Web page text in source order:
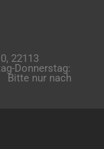
22113
Donnerstag:
Bitte nur nach